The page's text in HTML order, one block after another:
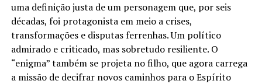
uma definição justa de um personagem que, por seis
décadas, foi protagonista em meio a crises,
transformações e disputas ferrenhas. Um político
admirado e criticado, mas sobretudo resiliente. O
“enigma” também se projeta no filho, que agora carrega
a missão de decifrar novos caminhos para o Espírito